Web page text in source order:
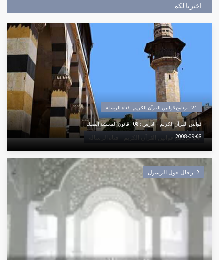
اخترنا لكم
٠24برنامج قوانين القرآن الكريم - قناة الرسالة
٠24برنامج قوانين القرآن الكريم - قناة الرسالة
قوانين القرآن الكريم - الدرس : 08 - قانون المعيشة الضنك
2008-09-08
٠2رجال حول الرسول